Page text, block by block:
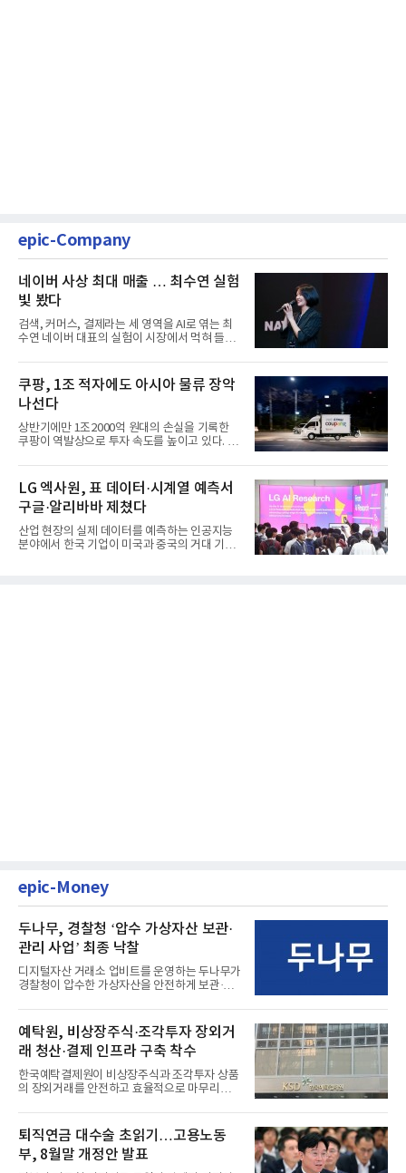
epic-Company
네이버 사상 최대 매출 … 최수연 실험
빛 봤다
검색, 커머스, 결제라는 세 영역을 AI로 엮는 최
수연 네이버 대표의 실험이 시장에서 먹혀 들어
쿠팡, 1조 적자에도 아시아 물류 장악
나선다
상반기에만 1조2000억 원대의 손실을 기록한
쿠팡이 역발상으로 투자 속도를 높이고 있다. 이
LG 엑사원, 표 데이터·시계열 예측서
구글·알리바바 제쳤다
산업 현장의 실제 데이터를 예측하는 인공지능
분야에서 한국 기업이 미국과 중국의 거대 기술
epic-Money
두나무, 경찰청 ‘압수 가상자산 보관·
관리 사업’ 최종 낙찰
디지털자산 거래소 업비트를 운영하는 두나무가
경찰청이 압수한 가상자산을 안전하게 보관·관
예탁원, 비상장주식·조각투자 장외거
래 청산·결제 인프라 구축 착수
한국예탁결제원이 비상장주식과 조각투자 상품
의 장외거래를 안전하고 효율적으로 마무리하기
퇴직연금 대수술 초읽기…고용노동
부, 8월말 개정안 발표